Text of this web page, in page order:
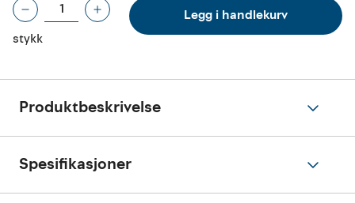
stykk
Legg i handlekurv
Produktbeskrivelse
Spesifikasjoner